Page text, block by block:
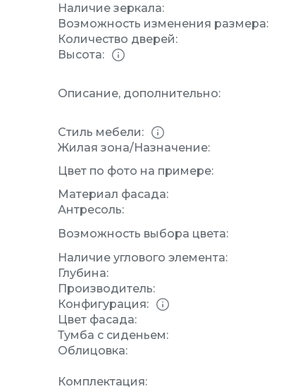
Наличие зеркала:
Возможность изменения размера:
Количество дверей:
Высота:
Описание, дополнительно:
Стиль мебели:
Жилая зона/Назначение:
Цвет по фото на примере:
Материал фасада:
Антресоль:
Возможность выбора цвета:
Наличие углового элемента:
Глубина:
Производитель:
Конфигурация:
Цвет фасада:
Тумба с сиденьем:
Облицовка:
Комплектация: